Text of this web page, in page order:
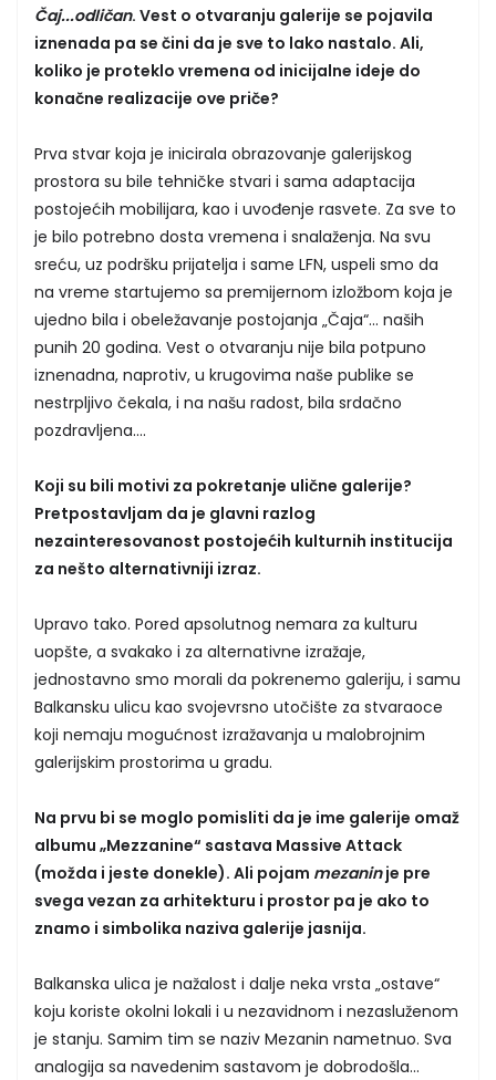
Čaj...odličan. Vest o otvaranju galerije se pojavila
iznenada pa se čini da je sve to lako nastalo. Ali,
koliko je proteklo vremena od inicijalne ideje do
konačne realizacije ove priče?
Prva stvar koja je inicirala obrazovanje galerijskog
prostora su bile tehničke stvari i sama adaptacija
postojećih mobilijara, kao i uvođenje rasvete. Za sve to
je bilo potrebno dosta vremena i snalaženja. Na svu
sreću, uz podršku prijatelja i same LFN, uspeli smo da
na vreme startujemo sa premijernom izložbom koja je
ujedno bila i obeležavanje postojanja „Čaja“... naših
punih 20 godina. Vest o otvaranju nije bila potpuno
iznenadna, naprotiv, u krugovima naše publike se
nestrpljivo čekala, i na našu radost, bila srdačno
pozdravljena....
Koji su bili motivi za pokretanje ulične galerije?
Pretpostavljam da je glavni razlog
nezainteresovanost postojećih kulturnih institucija
za nešto alternativniji izraz.
Upravo tako. Pored apsolutnog nemara za kulturu
uopšte, a svakako i za alternativne izražaje,
jednostavno smo morali da pokrenemo galeriju, i samu
Balkansku ulicu kao svojevrsno utočište za stvaraoce
koji nemaju mogućnost izražavanja u malobrojnim
galerijskim prostorima u gradu.
Na prvu bi se moglo pomisliti da je ime galerije omaž
albumu „Mezzanine“ sastava Massive Attack
(možda i jeste donekle). Ali pojam mezaninje pre
svega vezan za arhitekturu i prostor pa je ako to
znamo i simbolika naziva galerije jasnija.
Balkanska ulica je nažalost i dalje neka vrsta „ostave“
koju koriste okolni lokali i u nezavidnom i nezasluženom
je stanju. Samim tim se naziv Mezanin nametnuo. Sva
analogija sa navedenim sastavom je dobrodošla...